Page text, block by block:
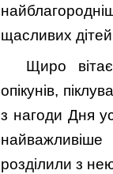
щасливих
Щиро
опікунів,
з нагоди Дня
розділили з